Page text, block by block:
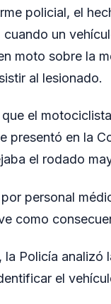
policial, el
cuando un
moto sobre la
al lesionado.
el
presentó en la
el rodado
personal
como
Policía analizó
el